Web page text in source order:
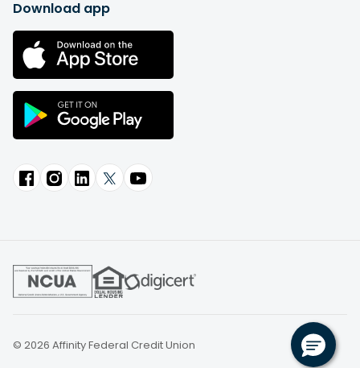
Download app
© 2026 Affinity Federal Credit Union